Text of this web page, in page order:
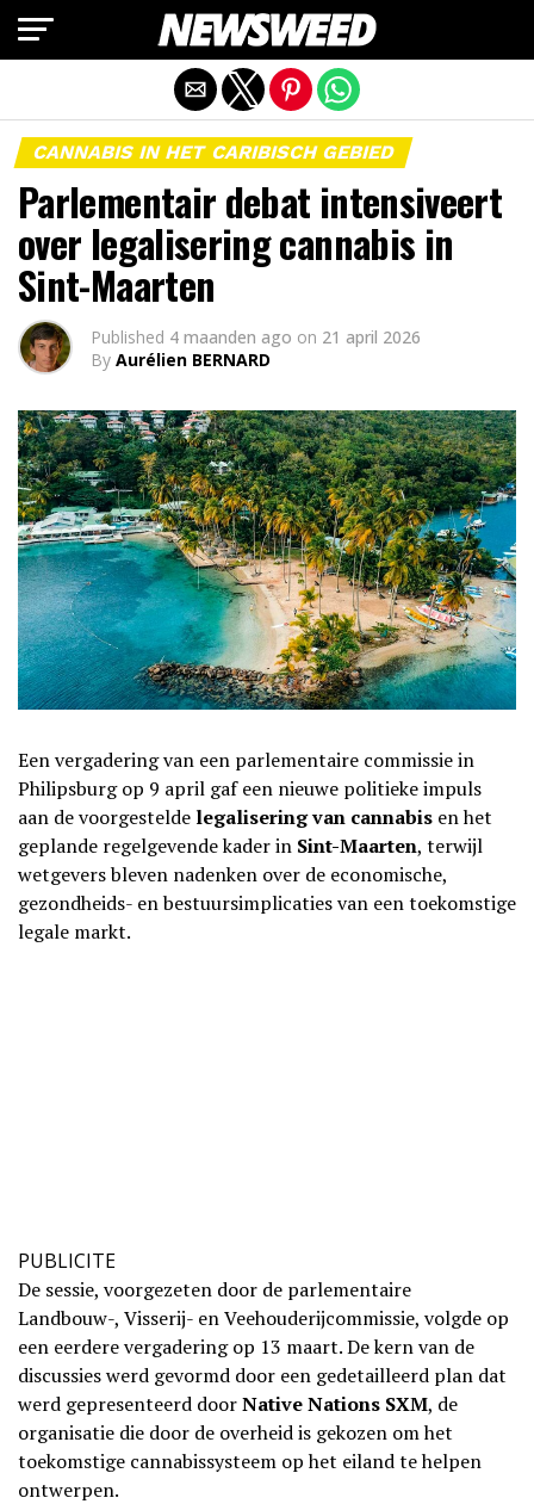
CANNABIS IN HET CARIBISCH GEBIED
Parlementair debat intensiveert
over legalisering cannabis in
Sint-Maarten
Published 4 maanden ago on 21 april 2026
By Aurélien BERNARD
Een vergadering van een parlementaire commissie in
Philipsburg op 9 april gaf een nieuwe politieke impuls
aan de voorgestelde legalisering van cannabis en het
geplande regelgevende kader in Sint-Maarten, terwijl
wetgevers bleven nadenken over de economische,
gezondheids- en bestuursimplicaties van een toekomstige
legale markt.
PUBLICITE
De sessie, voorgezeten door de parlementaire
Landbouw-, Visserij- en Veehouderijcommissie, volgde op
een eerdere vergadering op 13 maart. De kern van de
discussies werd gevormd door een gedetailleerd plan dat
werd gepresenteerd doorNative Nations SXM, de
organisatie die door de overheid is gekozen om het
toekomstige cannabissysteem op het eiland te helpen
ontwerpen.
Mobiele versie afsluiten